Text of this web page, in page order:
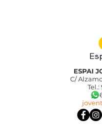
ESPAI
C/
Tel.: